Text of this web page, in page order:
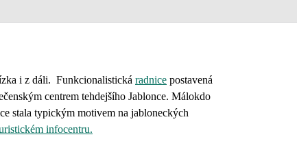
i z dáli. Funkcionalistická radnice postavená
centrem tehdejšího Jablonce. Málokdo
stala typickým motivem na jabloneckých
infocentru.